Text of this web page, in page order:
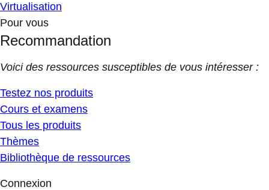
Virtualisation
Pour vous
Recommandation
Voici des ressources susceptibles de vous intéresser :
Testez nos produits
Cours et examens
Tous les produits
Thèmes
Bibliothèque de ressources
Connexion